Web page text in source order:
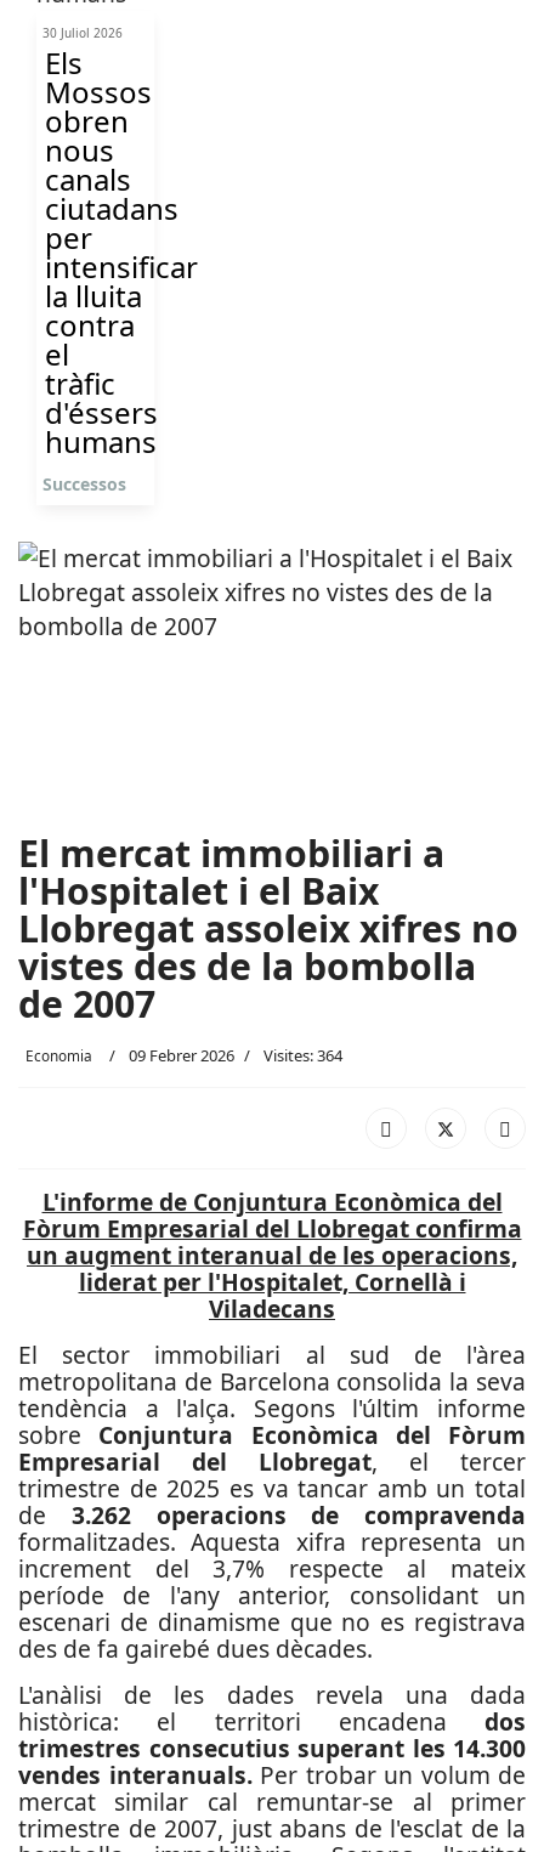
30 Juliol 2026
Els
Mossos
obren
nous
canals
ciutadans
per
intensificar
la lluita
contra
el
tràfic
d'éssers
humans
Successos
El mercat immobiliari a
l'Hospitalet i el Baix
Llobregat assoleix xifres no
vistes des de la bombolla
de 2007
Economia 09 Febrer 2026 Visites: 364
L'informe de Conjuntura Econòmica del
Fòrum Empresarial del Llobregat confirma
un augment interanual de les operacions,
liderat per l'Hospitalet, Cornellà i
Viladecans
El sector immobiliari al sud de l'àrea
metropolitana de Barcelona consolida la seva
tendència a l'alça. Segons l'últim informe
sobre Conjuntura Econòmica del Fòrum
Empresarial del Llobregat, el tercer
trimestre de 2025 es va tancar amb un total
de 3.262 operacions de compravenda
formalitzades. Aquesta xifra representa un
increment del 3,7% respecte al mateix
període de l'any anterior, consolidant un
escenari de dinamisme que no es registrava
des de fa gairebé dues dècades.
L'anàlisi de les dades revela una dada
històrica: el territori encadena dos
trimestres consecutius superant les 14.300
vendes interanuals.Per trobar un volum de
mercat similar cal remuntar-se al primer
trimestre de 2007, just abans de l'esclat de la